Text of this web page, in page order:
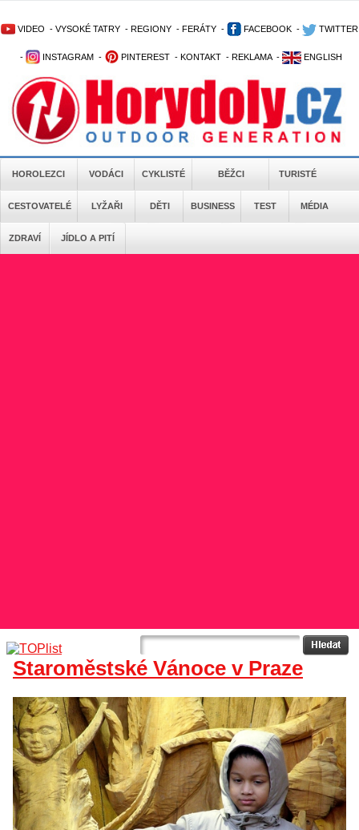
VIDEO - VYSOKÉ TATRY - REGIONY - FERÁTY - FACEBOOK - TWITTER
- INSTAGRAM - PINTEREST - KONTAKT - REKLAMA - ENGLISH
HOROLEZCI VODÁCI CYKLISTÉ BĚŽCI TURISTÉ
CESTOVATELÉ LYŽAŘI DĚTI BUSINESS TEST MÉDIA
ZDRAVÍ JÍDLO A PITÍ
Staroměstské Vánoce v Praze